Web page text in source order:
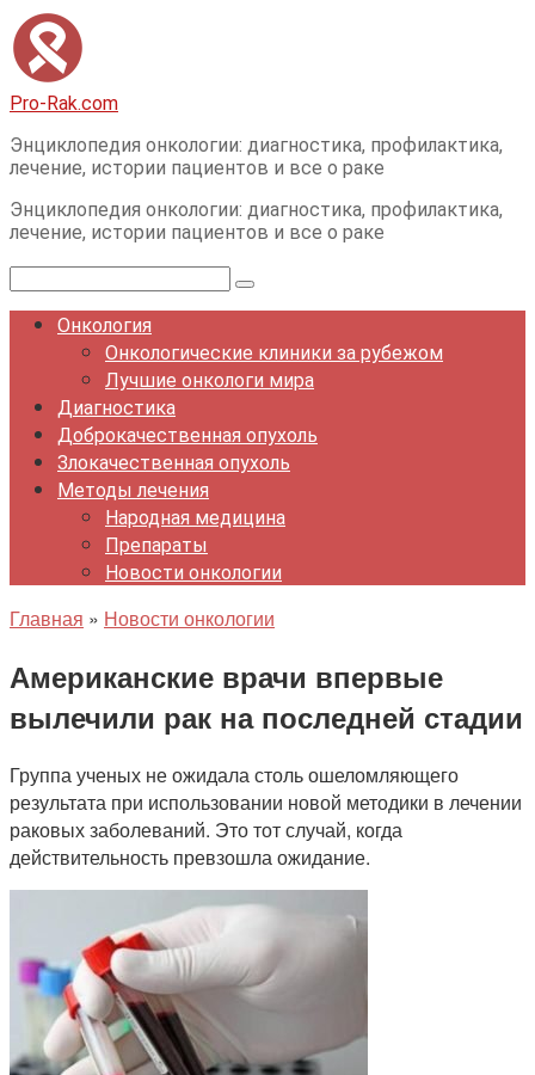
Перейти
к
контенту
Pro-Rak.com
Энциклопедия онкологии: диагностика, профилактика,
лечение, истории пациентов и все о раке
Энциклопедия онкологии: диагностика, профилактика,
лечение, истории пациентов и все о раке
Поиск:
Онкология
Онкологические клиники за рубежом
Лучшие онкологи мира
Диагностика
Доброкачественная опухоль
Злокачественная опухоль
Методы лечения
Народная медицина
Препараты
Новости онкологии
Главная » Новости онкологии
Американские врачи впервые
вылечили рак на последней стадии
Группа ученых не ожидала столь ошеломляющего
результата при использовании новой методики в лечении
раковых заболеваний. Это тот случай, когда
действительность превзошла ожидание.